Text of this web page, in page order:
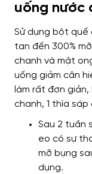
uống nước
Sử dụng bột quế
tan đến 300%
chanh và mật
uống giảm cân
làm rất đơn
chanh, 1 thìa
Sau 2 tuần
eo có sự
mỡ bụng
dụng.